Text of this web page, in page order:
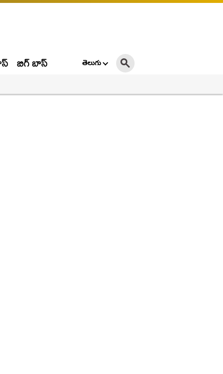
బిగ్ బాస్ తెలుగు